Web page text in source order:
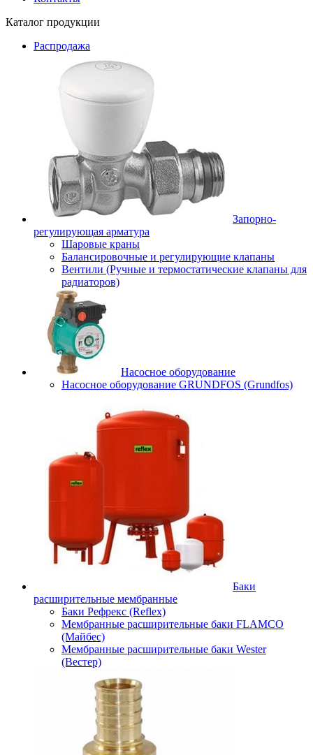
Каталог продукции
Распродажа
Запорно-
регулирующая арматура
Шаровые краны
Балансировочные и регулирующие клапаны
Вентили (Ручные и термостатические клапаны для
радиаторов)
Насосное оборудование
Насосное оборудование GRUNDFOS (Grundfos)
Баки
расширительные мембранные
Баки Рефрекс (Reflex)
Мембранные расширительные баки FLAMCO
(Майбес)
Мембранные расширительные баки Wester
(Вестер)